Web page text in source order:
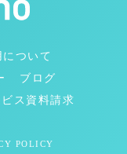
について
ブログ
ス資料請求
POLICY